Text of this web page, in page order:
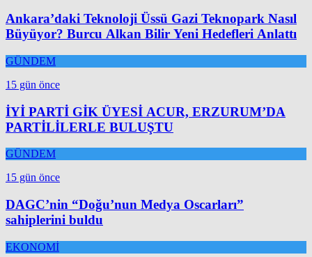
Ankara’daki Teknoloji Üssü Gazi Teknopark Nasıl
Büyüyor? Burcu Alkan Bilir Yeni Hedefleri Anlattı
GÜNDEM
15 gün önce
İYİ PARTİ GİK ÜYESİ ACUR, ERZURUM’DA
PARTİLİLERLE BULUŞTU
GÜNDEM
15 gün önce
DAGC’nin “Doğu’nun Medya Oscarları”
sahiplerini buldu
EKONOMİ